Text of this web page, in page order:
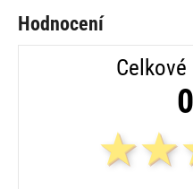
Hodnocení